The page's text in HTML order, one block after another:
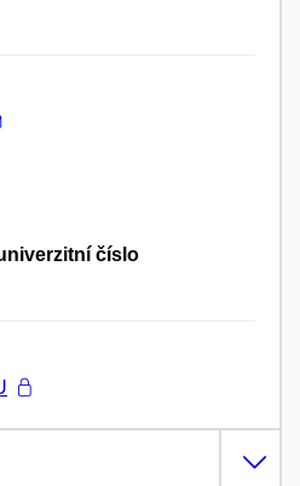
číslo